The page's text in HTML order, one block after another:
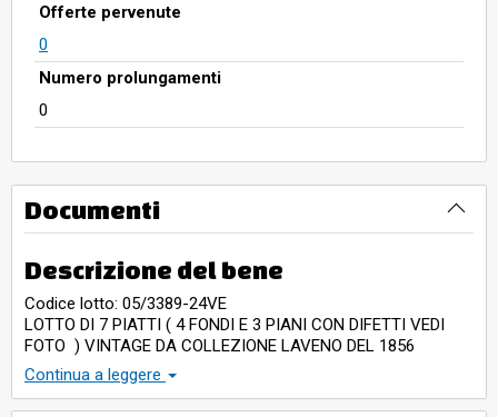
Offerte pervenute
0
Numero prolungamenti
0
Documenti
Descrizione del bene
Codice lotto: 05/3389-24VE
LOTTO DI 7 PIATTI ( 4 FONDI E 3 PIANI CON DIFETTI VEDI
FOTO ) VINTAGE DA COLLEZIONE LAVENO DEL 1856
PORCELLA ITALIANA
Continua a leggere